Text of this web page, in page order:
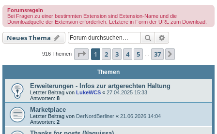
Forumsregeln
Bei Fragen zu einer bestimmten Extension sind Extension-Name und die
Downloadquelle der Extension erforderlich. Letztere in Form der URL zum Download.
Neues Thema Suche
916 Themen Seite 1von 37
1 2 3 4 5 37
Themen
Erweiterungen - Infos zur artgerechten Haltung
Letzter Beitrag von LukeWCS « 27.04.2025 15:33
Antworten: 8
Marketplace
Letzter Beitrag von DerNordBerliner « 21.06.2026 14:04
Antworten: 2